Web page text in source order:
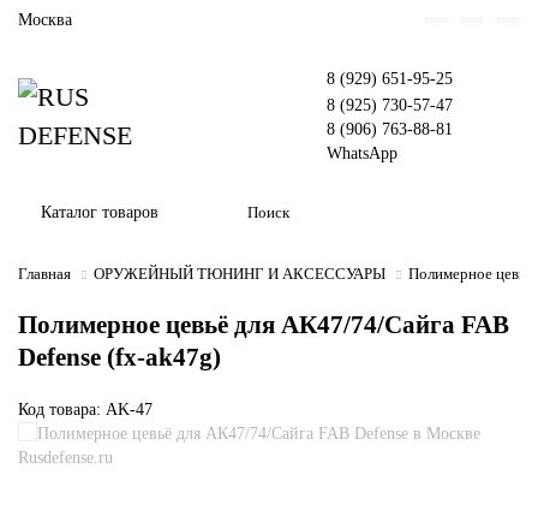
Москва
8 (929) 651-95-25
8 (925) 730-57-47
8 (906) 763-88-81
WhatsApp
Каталог товаров
Главная ОРУЖЕЙНЫЙ ТЮНИНГ И АКСЕССУАРЫ Полимерное
Полимерное цевьё для АК47/74/Сайга FAB
Defense (fx-ak47g)
Код товара: AK-47